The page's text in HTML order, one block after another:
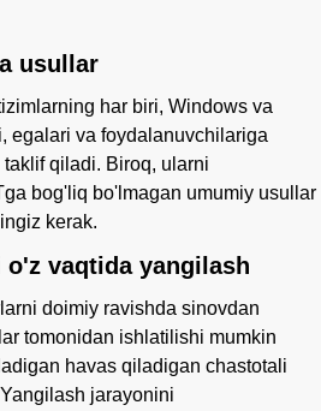
usullar
har biri, Windows va
egalari va foydalanuvchilariga
qiladi. Biroq, ularni
bog'liq bo'lmagan umumiy usullar
kerak.
vaqtida yangilash
doimiy ravishda sinovdan
tomonidan ishlatilishi mumkin
havas qiladigan chastotali
jarayonini